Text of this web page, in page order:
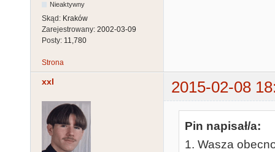
Nieaktywny
Skąd: Kraków
Zarejestrowany: 2002-03-09
Posty: 11,780
Strona
xxl 2015-02-08
Pin napisał/a:
1. Wasza